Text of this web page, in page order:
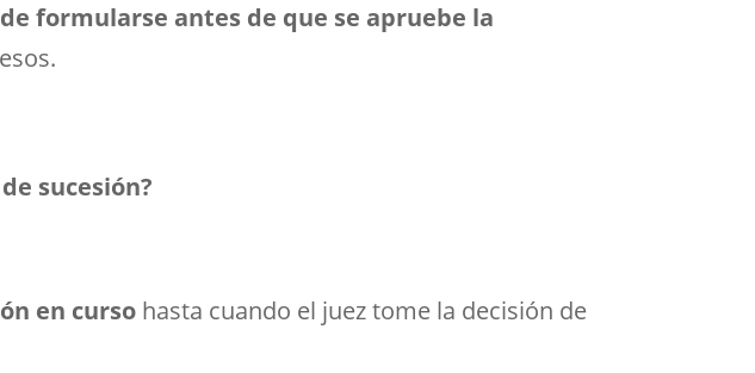
formularse antes de que se apruebe la
sucesión?
en curso hasta cuando el juez tome la decisión de